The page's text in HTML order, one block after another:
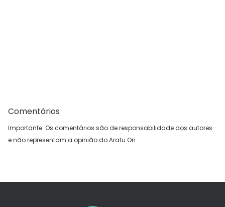
Comentários
Importante: Os comentários são de responsabilidade dos autores
e não representam a opinião do Aratu On.